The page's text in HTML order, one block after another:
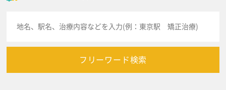
フリーワード検索